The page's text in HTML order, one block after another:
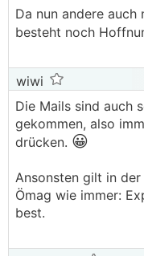
Da nun andere
besteht noch
wiwi
Die Mails sind auch
gekommen, also
drücken. 😀
Ansonsten gilt in der
Ömag wie immer:
best.